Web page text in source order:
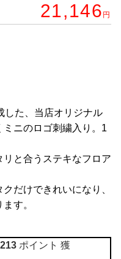
21,146 円
した、当店オリジナル
ニのロゴ刺繍入り。1
と合うステキなフロア
だけできれいになり、
す。
213 ポイント 獲